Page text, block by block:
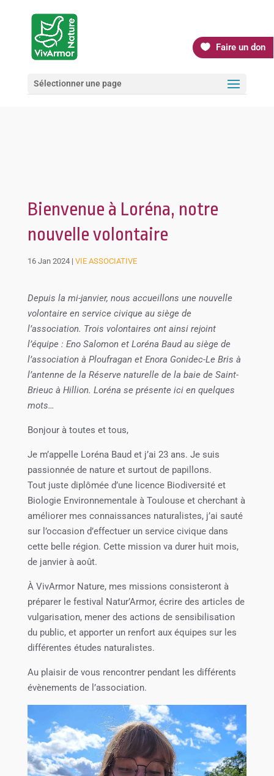
Faire un don
Sélectionner une page
Bienvenue à Loréna, notre
nouvelle volontaire
16 Jan 2024| VIE ASSOCIATIVE
Depuis la mi-janvier, nous accueillons une nouvelle
volontaire en service civique au siège de
l’association. Trois volontaires ont ainsi rejoint
l’équipe : Eno Salomon et Loréna Baud au siège de
l’association à Ploufragan et Enora Gonidec-Le Bris à
l’antenne de la Réserve naturelle de la baie de Saint-
Brieuc à Hillion. Loréna se présente ici en quelques
mots…
Bonjour à toutes et tous,
Je m’appelle Loréna Baud et j’ai 23 ans. Je suis
passionnée de nature et surtout de papillons.
Tout juste diplômée d’une licence Biodiversité et
Biologie Environnementale à Toulouse et cherchant à
améliorer mes connaissances naturalistes, j’ai sauté
sur l’occasion d’effectuer un service civique dans
cette belle région. Cette mission va durer huit mois,
de janvier à août.
À VivArmor Nature, mes missions consisteront à
préparer le festival Natur’Armor, écrire des articles de
vulgarisation, mener des actions de sensibilisation
du public, et apporter un renfort aux équipes sur les
différentes études naturalistes.
Au plaisir de vous rencontrer pendant les différents
évènements de l’association.